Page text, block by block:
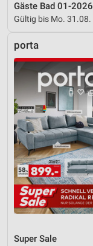
Gäste Bad 01-2026
Gültig bis Mo. 31.08.
porta
Super Sale